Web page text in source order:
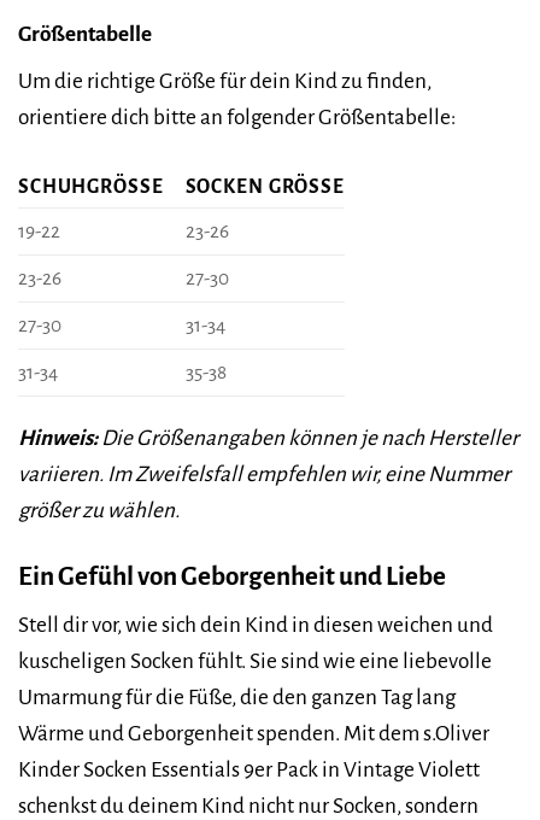
Größentabelle
Um die richtige Größe für dein Kind zu finden,
orientiere dich bitte an folgender Größentabelle:
SCHUHGRÖSSE SOCKEN GRÖSSE
19-22 23-26
23-26 27-30
27-30 31-34
31-34 35-38
Hinweis:Die Größenangaben können je nach Hersteller
variieren. Im Zweifelsfall empfehlen wir, eine Nummer
größer zu wählen.
Ein Gefühl von Geborgenheit und Liebe
Stell dir vor, wie sich dein Kind in diesen weichen und
kuscheligen Socken fühlt. Sie sind wie eine liebevolle
Umarmung für die Füße, die den ganzen Tag lang
Wärme und Geborgenheit spenden. Mit dem s.Oliver
Kinder Socken Essentials 9er Pack in Vintage Violett
schenkst du deinem Kind nicht nur Socken, sondern